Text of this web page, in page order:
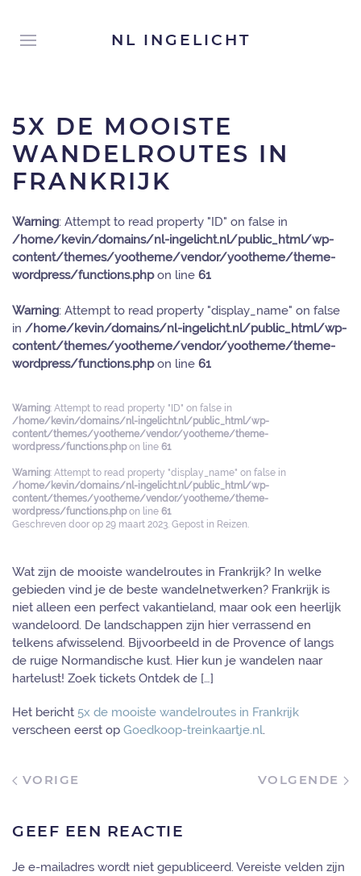
NL INGELICHT
5X DE MOOISTE
WANDELROUTES IN
FRANKRIJK
Warning: Attempt to read property "ID" on false in
/home/kevin/domains/nl-ingelicht.nl/public_html/wp-
content/themes/yootheme/vendor/yootheme/theme-
wordpress/functions.phpon line 61
Warning: Attempt to read property "display_name" on false
in /home/kevin/domains/nl-ingelicht.nl/public_html/wp-
content/themes/yootheme/vendor/yootheme/theme-
wordpress/functions.phpon line 61
Warning: Attempt to read property "ID" on false in
/home/kevin/domains/nl-ingelicht.nl/public_html/wp-
content/themes/yootheme/vendor/yootheme/theme-
wordpress/functions.phpon line 61
Warning: Attempt to read property "display_name" on false in
/home/kevin/domains/nl-ingelicht.nl/public_html/wp-
content/themes/yootheme/vendor/yootheme/theme-
wordpress/functions.phpon line 61
Geschreven door op 29 maart 2023. Gepost in Reizen.
Wat zijn de mooiste wandelroutes in Frankrijk? In welke
gebieden vind je de beste wandelnetwerken? Frankrijk is
niet alleen een perfect vakantieland, maar ook een heerlijk
wandeloord. De landschappen zijn hier verrassend en
telkens afwisselend. Bijvoorbeeld in de Provence of langs
de ruige Normandische kust. Hier kun je wandelen naar
hartelust! Zoek tickets Ontdek de […]
Het bericht 5x de mooiste wandelroutes in Frankrijk
verscheen eerst op Goedkoop-treinkaartje.nl.
VORIGE VOLGENDE
GEEF EEN REACTIE
Je e-mailadres wordt niet gepubliceerd. Vereiste velden zijn